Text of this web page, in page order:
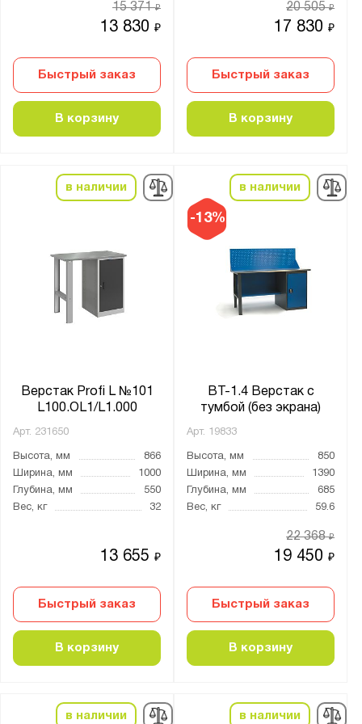
13 830₽
15 371₽
Быстрый заказ
В корзину
17 830₽
20 505₽
Быстрый заказ
В корзину
в наличии
Верстак Profi L №101
L100.OL1/L1.000
Арт. 231650
Высота, мм
866
Ширина, мм
1000
Глубина, мм
550
Вес, кг
32
13 655₽
Быстрый заказ
В корзину
-13%
в наличии
ВТ-1.4 Верстак с
тумбой (без экрана)
Арт. 19833
Высота, мм
850
Ширина, мм
1390
Глубина, мм
685
Вес, кг
59.6
19 450₽
22 368₽
Быстрый заказ
В корзину
в наличии в наличии
Антрацитово-серый (RAL 7016)
Графитовый серый (RAL 7024)
Желто-зелёный (RAL 6018)
Небесно-синий (RAL 5015)
Серый (RAL 7037)
Сигнальный синий (RAL 5005)
Транспортный красный (RAL 3020)
Транспортный оранжевый (RAL 2009)
Антистатический:
Материал:
ЛДСП
Холоднокатаная сталь
Ламинированный МДФ